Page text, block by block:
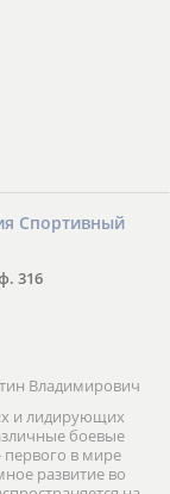
Спортивный
316
Владимирович
и лидирующих
боевые
первого в мире
развитие во